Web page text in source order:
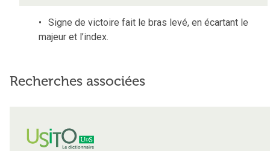
Signe de victoire fait le bras levé, en écartant le
majeur et l’index.
Recherches associées